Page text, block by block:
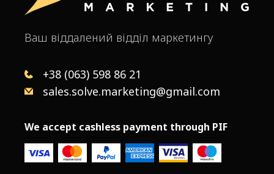
Ваш віддалений відділ маркетингу
+38 (063) 598 86 21
sales.solve.marketing@gmail.com
We accept cashless payment through PIF